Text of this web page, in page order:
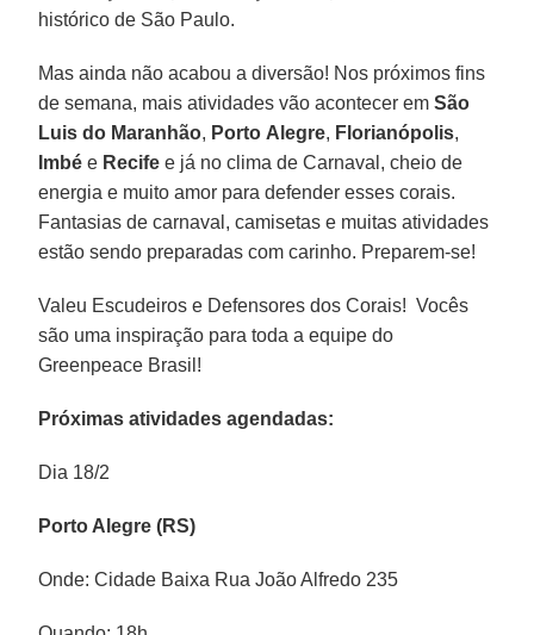
histórico de São Paulo.
Mas ainda não acabou a diversão! Nos próximos fins
de semana, mais atividades vão acontecer emSão
Luis do Maranhão, Porto Alegre, Florianópolis,
Imbé e Recife e já no clima de Carnaval, cheio de
energia e muito amor para defender esses corais.
Fantasias de carnaval, camisetas e muitas atividades
estão sendo preparadas com carinho. Preparem-se!
Valeu Escudeiros e Defensores dos Corais! Vocês
são uma inspiração para toda a equipe do
Greenpeace Brasil!
Próximas atividades agendadas:
Dia 18/2
Porto Alegre (RS)
Onde: Cidade Baixa Rua João Alfredo 235